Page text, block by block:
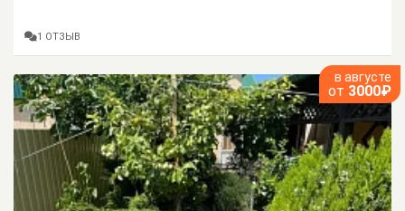
1 ОТЗЫВ
в августе
от 3000₽